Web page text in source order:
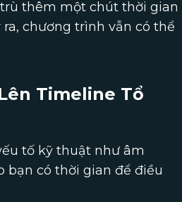
thêm một chút thời gian
chương trình vẫn có thể
Timeline Tổ
tố kỹ thuật như âm
bạn có thời gian để điều